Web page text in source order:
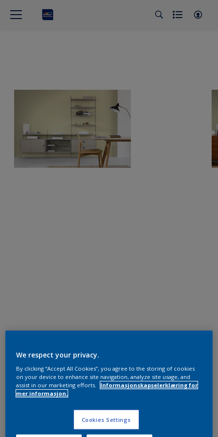
We respect your privacy.
By clicking “Accept All Cookies”, you agree to the storing of cookies
on your device to enhance site navigation, analyze site usage, and
assist in our marketing efforts.
Informasjonskapselerklæring for
mer informasjon.
Cookies Settings